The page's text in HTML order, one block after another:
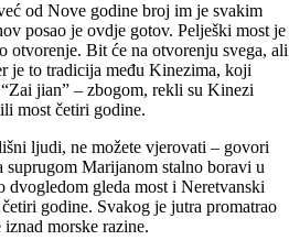
od Nove godine broj im je svakim
posao je ovdje gotov. Pelješki most je
otvorenje. Bit će na otvorenju svega, ali
je to tradicija među Kinezima, koji
jian” – zbogom, rekli su Kinezi
most četiri godine.
ljudi, ne možete vjerovati – govori
Marijanom stalno boravi u
dvogledom gleda most i Neretvanski
godine. Svakog je jutra promatrao
morske razine.